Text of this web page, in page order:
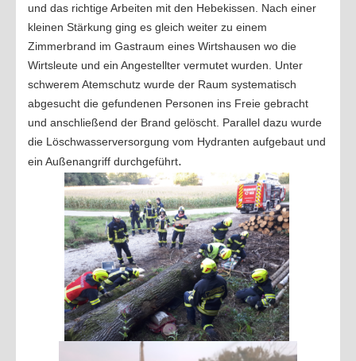
Einsätze 2022
2021
2019
2018
2017
2016
2015
JUGEND
Mannschaft
Mach mit
2021
2020
und das richtige Arbeiten mit den Hebekissen. Nach einer
kleinen Stärkung ging es gleich weiter zu einem
Zimmerbrand im Gastraum eines Wirtshausen wo die
Wirtsleute und ein Angestellter vermutet wurden. Unter
schwerem Atemschutz wurde der Raum systematisch
abgesucht die gefundenen Personen ins Freie gebracht
und anschließend der Brand gelöscht. Parallel dazu wurde
die Löschwasserversorgung vom Hydranten aufgebaut und
ein Außenangriff durchgeführt.